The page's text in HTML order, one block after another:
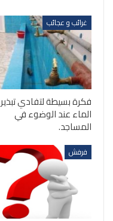
غرائب و عجائب
فكرة بسيطة لتفادي تبذير
الماء عند الوضوء في
المساجد.
فرفش